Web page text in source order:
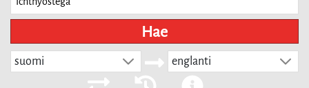
Hae
suomi englanti